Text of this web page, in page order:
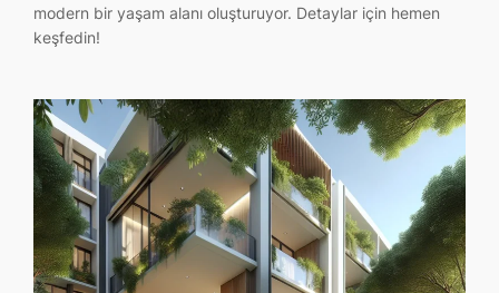
modern bir yaşam alanı oluşturuyor. Detaylar için hemen
keşfedin!